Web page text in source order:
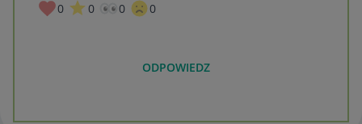
0 0 0 0
ODPOWIEDZ